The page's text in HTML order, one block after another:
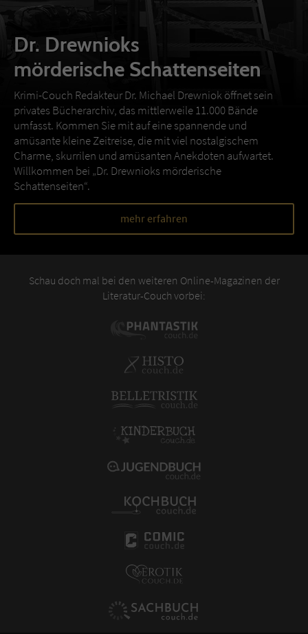
Dr. Drewnioks
mörderische Schattenseiten
Krimi-Couch Redakteur Dr. Michael Drewniok öffnet sein
privates Bücherarchiv, das mittlerweile 11.000 Bände
umfasst. Kommen Sie mit auf eine spannende und
amüsante kleine Zeitreise, die mit viel nostalgischem
Charme, skurrilen und amüsanten Anekdoten aufwartet.
Willkommen bei „Dr. Drewnioks mörderische
Schattenseiten“.
mehr erfahren
Schau doch mal bei den weiteren Online-Magazinen der
Literatur-Couch vorbei: